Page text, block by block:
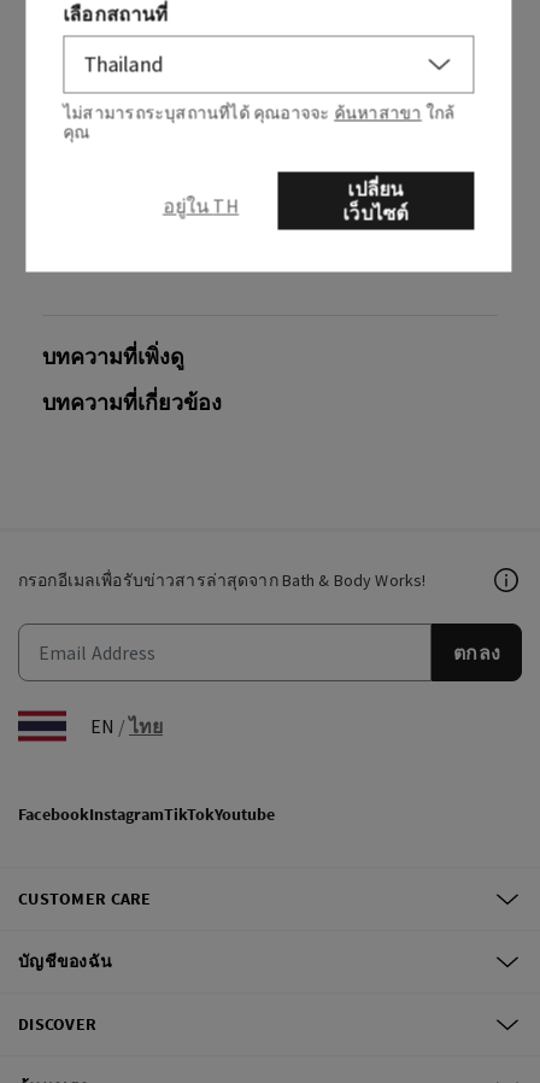
0 จาก 0 พบว่ามีประโยชน์
บทความที่เพิ่งดู
บทความที่เกี่ยวข้อง
กรอกอีเมลเพื่อรับข่าวสารล่าสุดจาก Bath & Body Works!
ตกลง
EN /ไทย
FacebookInstagramTikTokYoutube
CUSTOMER CARE
บัญชีของฉัน
DISCOVER
เลือกสถานที่
ไม่สามารถระบุสถานที่ได้ คุณอาจจะ ค้นหาสาขา ใกล้
คุณ
อยู่ใน TH
เปลี่ยน
เว็บไซต์